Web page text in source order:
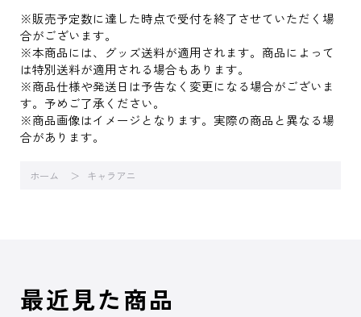
※販売予定数に達した時点で受付を終了させていただく場
合がございます。
※本商品には、グッズ送料が適用されます。商品によって
は特別送料が適用される場合もあります。
※商品仕様や発送日は予告なく変更になる場合がございま
す。予めご了承ください。
※商品画像はイメージとなります。実際の商品と異なる場
合があります。
ホーム キャラアニ
最近見た商品